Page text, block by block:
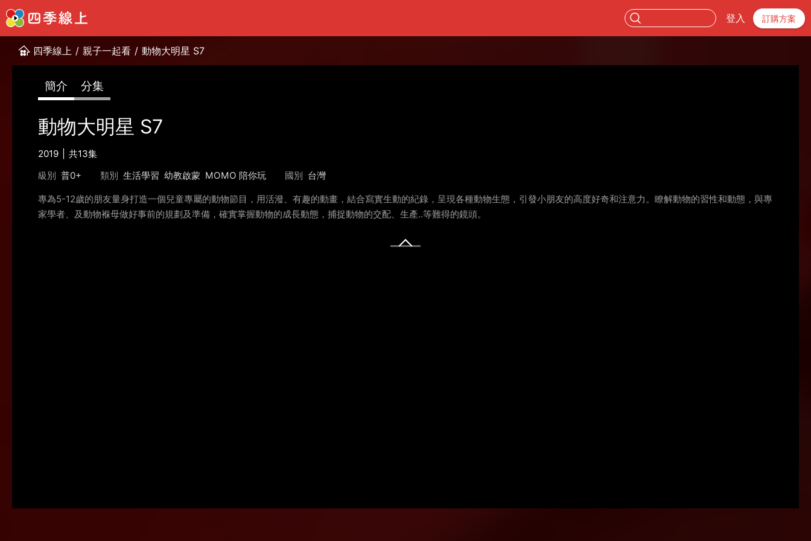
登入 訂購方案
四季線上 / 親子一起看 / 動物大明星 S7
簡介 分集
動物大明星 S7
2019
共13集
級別 普0+ 類別 生活學習 幼教啟蒙 MOMO 陪你玩 國別 台灣
專為5-12歲的朋友量身打造一個兒童專屬的動物節目，用活潑、有趣的動畫，結合寫實生動的紀錄，呈現各種動物生態，引發小朋友的高度好奇和注意力。瞭解動物的習性和動態，與專
家學者、及動物褓母做好事前的規劃及準備，確實掌握動物的成長動態，捕捉動物的交配、生產..等難得的鏡頭。